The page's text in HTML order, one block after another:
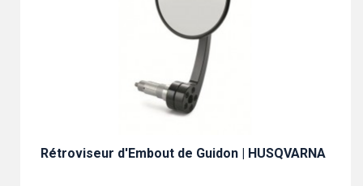
Rétroviseur d'Embout de Guidon | HUSQVARNA